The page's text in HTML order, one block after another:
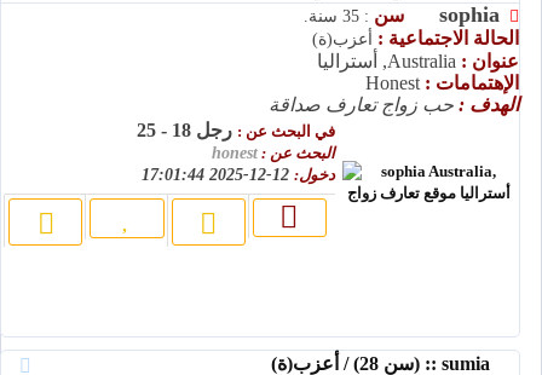
sophia سن : 35 سنة.
الحالة الاجتماعية : أعزب(ة)
عنوان : Australia, أستراليا
الإهتمامات : Honest
الهدف : حب زواج تعارف صداقة
في البحث عن : رجل 18 - 25
البحث عن : honest
دخول: